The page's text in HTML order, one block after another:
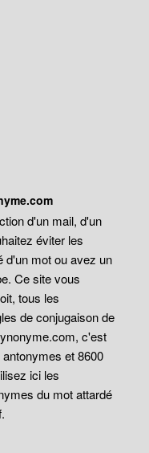
d'un mail, d'un
éviter les
d'un mot ou avez un
Ce site vous
tous les
de conjugaison de
c'est
et 8600
ici les
du mot attardé